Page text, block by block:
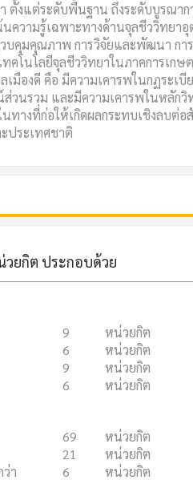
งแต่ระดับพื้นฐาน ถึงระดับบูรณาก
ความรู้เฉพาะทางด้านจุลชีววิทยา
บคุมคุณภาพ การวิจัยและพัฒนา กา
คโนโลยีจุลชีววิทยาในภาคการเกษ
องดี คือ มีความเคารพในกฏระเบี
วนรวม และมีความเคารพในหลัก
ทางที่ก่อให้เกิดผลกระทบเชิงลบต่
ประเทศชาติ
ยกิต ประกอบด้วย
9
หน่วยกิต
6
หน่วยกิต
9
หน่วยกิต
6
หน่วยกิต
69
หน่วยกิต
21
หน่วยกิต
า
6 หน่วยกิต